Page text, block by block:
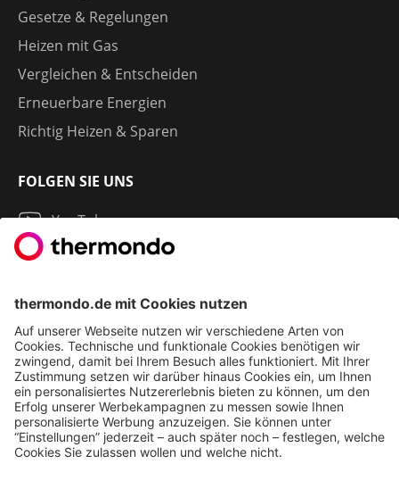
Gesetze & Regelungen
Heizen mit Gas
Vergleichen & Entscheiden
Erneuerbare Energien
Richtig Heizen & Sparen
FOLGEN SIE UNS
YouTube
Instagram
2013 - 2026 | THERMONDO GMBH
COOKIE-EINSTELLUNGEN
IMPRESSUM